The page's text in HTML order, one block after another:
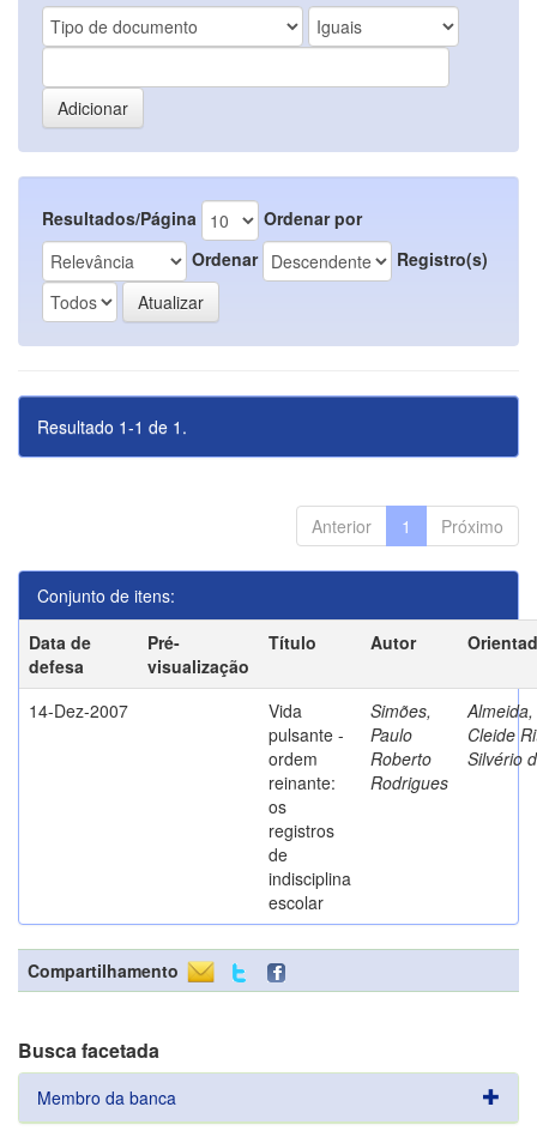
Resultados/Página
Ordenar por
Ordenar
Registro(s)
Resultado 1-1 de 1.
Anterior 1 Próximo
Conjunto de itens:
Data de
defesa
Pré-
visualização
Título Autor
14-Dez-2007
Vida
pulsante -
ordem
reinante:
os
registros
de
indisciplina
escolar
Simões,
Paulo
Roberto
Rodrigues
Almeida,
Cleide
Silvério
Compartilhamento
Busca facetada
Membro da banca